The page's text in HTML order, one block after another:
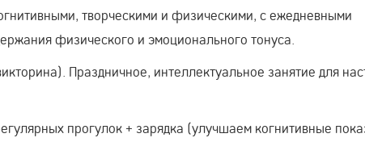
творческими и физическими, с ежедневными
физического и эмоционального тонуса.
Праздничное, интеллектуальное занятие для
прогулок + зарядка (улучшаем когнитивные